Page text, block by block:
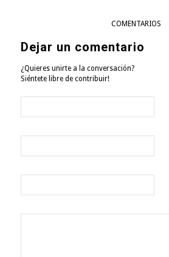
COMENTARIOS
Dejar un comentario
¿Quieres unirte a la conversación?
Siéntete libre de contribuir!